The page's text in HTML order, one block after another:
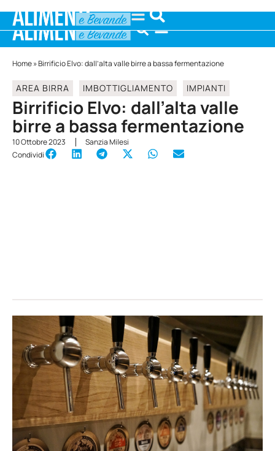
Home»Birrificio Elvo: dall’alta valle birre a bassa fermentazione
AREA BIRRA IMBOTTIGLIAMENTO IMPIANTI
Birrificio Elvo: dall’alta valle
birre a bassa fermentazione
10 Ottobre 2023
Sanzia Milesi
Condividi